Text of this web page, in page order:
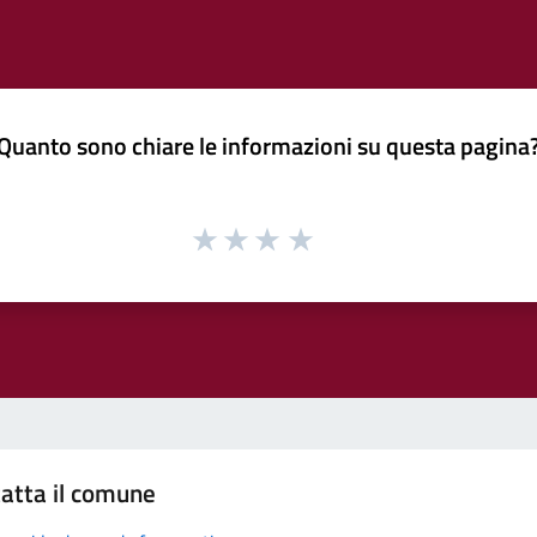
sono chiare le informazioni su questa
il comune